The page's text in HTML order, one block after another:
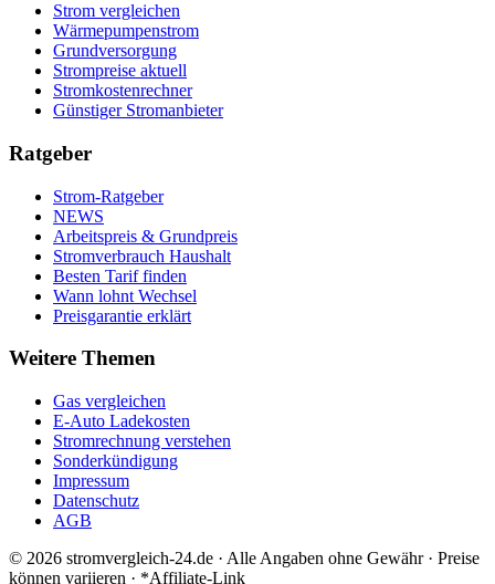
Strom vergleichen
Wärmepumpenstrom
Grundversorgung
Strompreise aktuell
Stromkostenrechner
Günstiger Stromanbieter
Ratgeber
Strom-Ratgeber
NEWS
Arbeitspreis & Grundpreis
Stromverbrauch Haushalt
Besten Tarif finden
Wann lohnt Wechsel
Preisgarantie erklärt
Weitere Themen
Gas vergleichen
E-Auto Ladekosten
Stromrechnung verstehen
Sonderkündigung
Impressum
Datenschutz
AGB
© 2026 stromvergleich-24.de · Alle Angaben ohne Gewähr · Preise
können variieren · *Affiliate-Link